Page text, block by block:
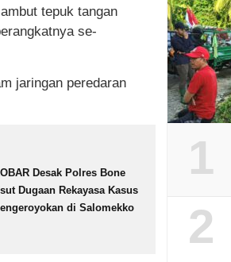
tepuk tangan
se-
jaringan peredaran
Desak Polres Bone
Dugaan Rekayasa Kasus
di Salomekko
1
2